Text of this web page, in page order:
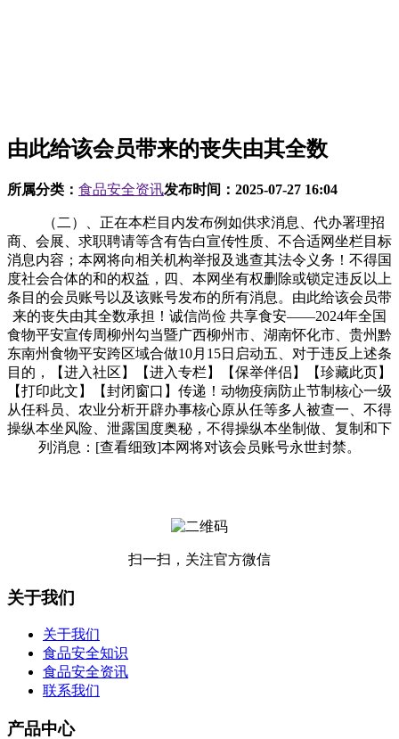
由此给该会员带来的丧失由其全数
所属分类： 食品安全资讯发布时间： 2025-07-27 16:04
（二）、正在本栏目内发布例如供求消息、代办署理招
商、会展、求职聘请等含有告白宣传性质、不合适网坐栏目标
消息内容；本网将向相关机构举报及逃查其法令义务！不得国
度社会合体的和的权益，四、本网坐有权删除或锁定违反以上
条目的会员账号以及该账号发布的所有消息。由此给该会员带
来的丧失由其全数承担！诚信尚俭 共享食安——2024年全国
食物平安宣传周柳州勾当暨广西柳州市、湖南怀化市、贵州黔
东南州食物平安跨区域合做10月15日启动五、对于违反上述条
目的，【进入社区】【进入专栏】【保举伴侣】【珍藏此页】
【打印此文】【封闭窗口】传递！动物疫病防止节制核心一级
从任科员、农业分析开辟办事核心原从任等多人被查一、不得
操纵本坐风险、泄露国度奥秘，不得操纵本坐制做、复制和下
列消息：[查看细致]本网将对该会员账号永世封禁。
扫一扫，关注官方微信
关于我们
关于我们
食品安全知识
食品安全资讯
联系我们
产品中心